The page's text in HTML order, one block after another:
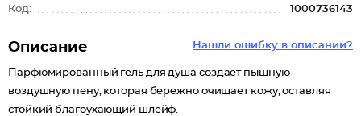
Код: 1000736143
Нашли ошибку в описании?
Описание
Парфюмированный гель для душа создает пышную
воздушную пену, которая бережно очищает кожу, оставляя
стойкий благоухающий шлейф.